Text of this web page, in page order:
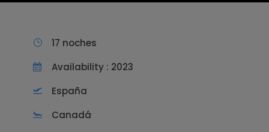
17 noches
Availability : 2023
España
Canadá